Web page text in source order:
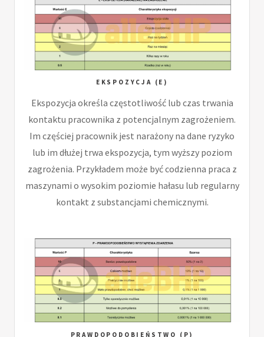
EKSPOZYCJA (E)
Ekspozycja określa częstotliwość lub czas trwania
kontaktu pracownika z potencjalnym zagrożeniem.
Im częściej pracownik jest narażony na dane ryzyko
lub im dłużej trwa ekspozycja, tym wyższy poziom
zagrożenia. Przykładem może być codzienna praca z
maszynami o wysokim poziomie hałasu lub regularny
kontakt z substancjami chemicznymi.
PRAWDOPODOBIEŃSTWO (P)